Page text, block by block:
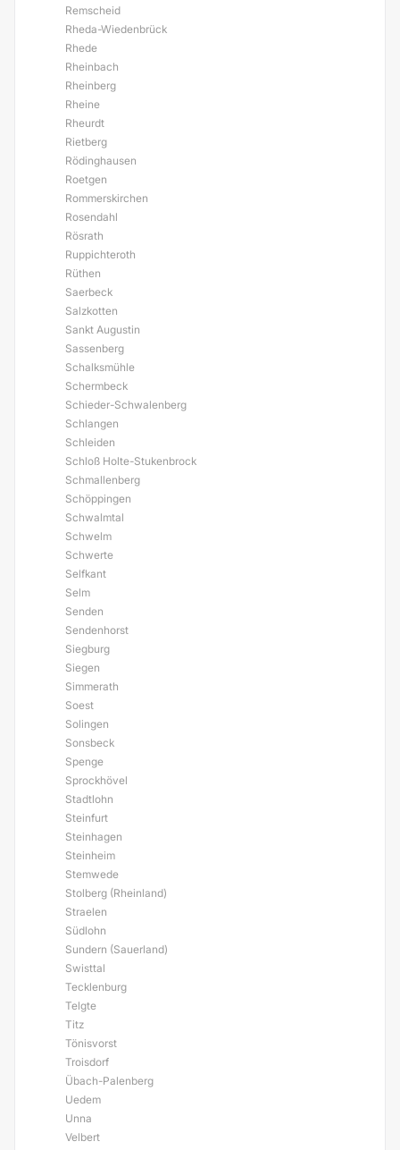
Remscheid
Rheda-Wiedenbrück
Rhede
Rheinbach
Rheinberg
Rheine
Rheurdt
Rietberg
Rödinghausen
Roetgen
Rommerskirchen
Rosendahl
Rösrath
Ruppichteroth
Rüthen
Saerbeck
Salzkotten
Sankt Augustin
Sassenberg
Schalksmühle
Schermbeck
Schieder-Schwalenberg
Schlangen
Schleiden
Schloß Holte-Stukenbrock
Schmallenberg
Schöppingen
Schwalmtal
Schwelm
Schwerte
Selfkant
Selm
Senden
Sendenhorst
Siegburg
Siegen
Simmerath
Soest
Solingen
Sonsbeck
Spenge
Sprockhövel
Stadtlohn
Steinfurt
Steinhagen
Steinheim
Stemwede
Stolberg (Rheinland)
Straelen
Südlohn
Sundern (Sauerland)
Swisttal
Tecklenburg
Telgte
Titz
Tönisvorst
Troisdorf
Übach-Palenberg
Uedem
Unna
Velbert